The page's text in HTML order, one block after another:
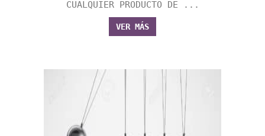
CUALQUIER PRODUCTO DE ...
VER MÁS